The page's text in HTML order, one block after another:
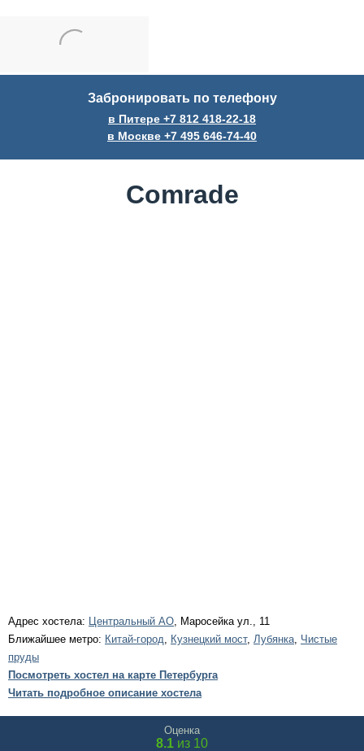
Забронировать по телефону
в Питере +7 812 418-22-18
в Москве +7 495 646-74-40
Comrade
Адрес хостела: Центральный АО, Маросейка ул., 11
Ближайшее метро: Китай-город, Кузнецкий мост, Лубянка, Чистые
пруды
Посмотреть хостел на карте Петербурга
Читать подробное описание хостела
Оценка
8.1 из 10